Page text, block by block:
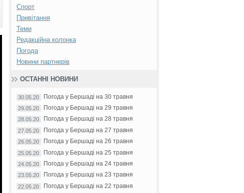
Спорт
Привітання
Теми
Редакційна колонка
Погода
Новини партнерів
ОСТАННІ НОВИНИ
30.05.20 Погода у Бершаді на 30 травня
29.05.20 Погода у Бершаді на 29 травня
28.05.20 Погода у Бершаді на 28 травня
27.05.20 Погода у Бершаді на 27 травня
26.05.20 Погода у Бершаді на 26 травня
25.05.20 Погода у Бершаді на 25 травня
24.05.20 Погода у Бершаді на 24 травня
23.05.20 Погода у Бершаді на 23 травня
22.05.20 Погода у Бершаді на 22 травня